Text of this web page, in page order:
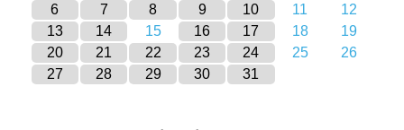
6
7 8 9 10 11
12
13
14 15 16 17 18
19
20
21 22 23 24 25
26
27
28 29 30 31